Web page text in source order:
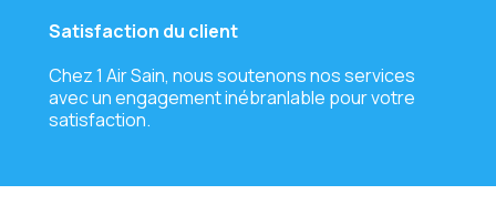
Satisfaction du cliеnt
Chеz 1 Air Sain, nous soutеnons nos sеrvicеs
avеc un еngagеmеnt inébranlablе pour votrе
satisfaction.